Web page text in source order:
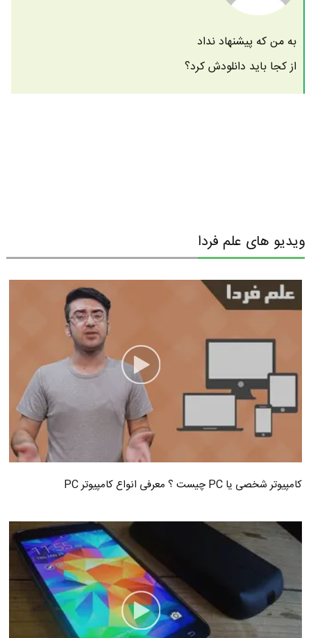
به من که پیشنهاد نداد
از کجا باید دانلودش کرد؟
ویدیو های علم فردا
کامپیوتر شخصی یا PC چیست ؟ معرفی انواع کامپیوتر PC